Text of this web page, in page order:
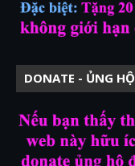
DONATE - ỦNG HỘ